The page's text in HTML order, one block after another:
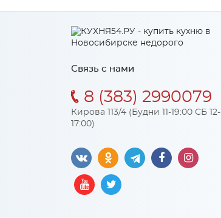
Связь с нами
8 (383) 2990079
Кирова 113/4 (Будни 11-19:00 СБ 12-
17:00)